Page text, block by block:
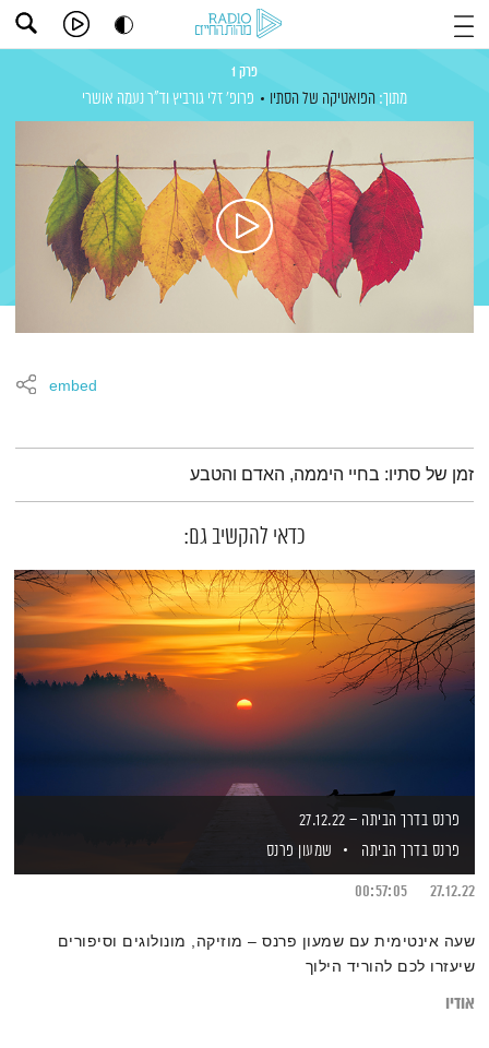
פרק 1
מתוך: הפואטיקה של הסתיו פרופ' זלי גורביץוד"ר נעמה אושרי
embed
תמצית הפודקאסט
זמן של סתיו: בחיי היממה, האדם והטבע
כדאי להקשיב גם:
פרנס בדרך הביתה – 27.12.22
פרנס בדרך הביתה
שמעון פרנס
27.12.22
00:57:05
שעה אינטימית עם שמעון פרנס – מוזיקה, מונולוגים וסיפורים
שיעזרו לכם להוריד הילוך
אודיו